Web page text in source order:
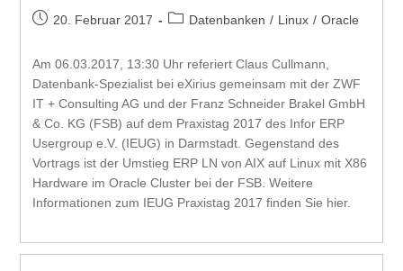
20. Februar 2017 Datenbanken / Linux / Oracle
Am 06.03.2017, 13:30 Uhr referiert Claus Cullmann,
Datenbank-Spezialist bei eXirius gemeinsam mit der ZWF
IT + Consulting AG und der Franz Schneider Brakel GmbH
& Co. KG (FSB) auf dem Praxistag 2017 des Infor ERP
Usergroup e.V. (IEUG) in Darmstadt. Gegenstand des
Vortrags ist der Umstieg ERP LN von AIX auf Linux mit X86
Hardware im Oracle Cluster bei der FSB. Weitere
Informationen zum IEUG Praxistag 2017 finden Sie hier.